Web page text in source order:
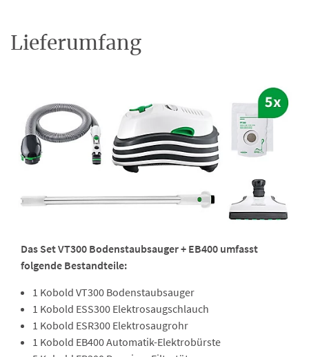
Lieferumfang
Das Set VT300 Bodenstaubsauger + EB400 umfasst
folgende Bestandteile:
1 Kobold VT300 Bodenstaubsauger
1 Kobold ESS300 Elektrosaugschlauch
1 Kobold ESR300 Elektrosaugrohr
1 Kobold EB400 Automatik-Elektrobürste